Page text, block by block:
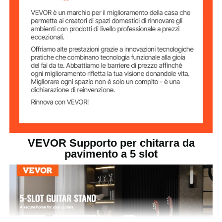
studi musicali, negozi di musica e sale espositive,
garantendo praticità e versatilità ovunque tu abbia
bisogno di mostrare le tue chitarre.
VEVOR Supporto per chitarra da
pavimento a 5 slot